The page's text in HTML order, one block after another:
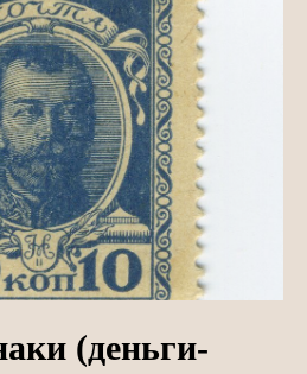
(деньги-